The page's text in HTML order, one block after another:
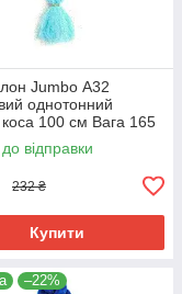
Jumbo А32
однотонний
коса 100 см Вага 165
відправки
232 ₴
Купити
–22%